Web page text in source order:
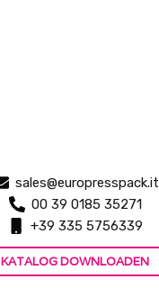
sales@europresspack.it
00 39 0185 35271
+39 335 5756339
KATALOG DOWNLOADEN